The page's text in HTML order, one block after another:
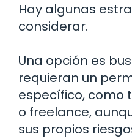
Hay algunas
considerar.
Una opción es
requieran un
específico, como
o freelance,
sus propios